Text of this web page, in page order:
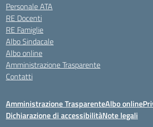
Personale ATA
RE Docenti
RE Famiglie
Albo Sindacale
Albo online
Amministrazione Trasparente
Contatti
Amministrazione TrasparenteAlbo online
Dichiarazione di accessibilitàNote legali